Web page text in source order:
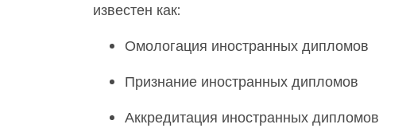
известен как:
Омологация иностранных дипломов
Признание иностранных дипломов
Аккредитация иностранных дипломов